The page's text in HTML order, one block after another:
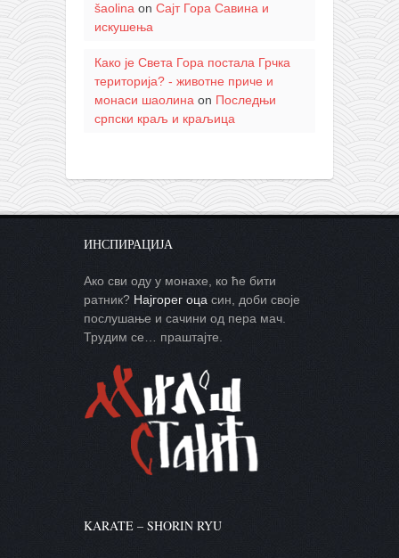
šaolina on Сајт Гора Савина и
искушења
Како је Света Гора постала Грчка
територија? - животне приче и
монаси шаолина on Последњи
српски краљ и краљица
ИНСПИРАЦИЈА
Ако сви оду у монахе, ко ће бити
ратник? Најгорег оца син, доби своје
послушање и сачини од пера мач.
Трудим се… праштајте.
KARATE – SHORIN RYU